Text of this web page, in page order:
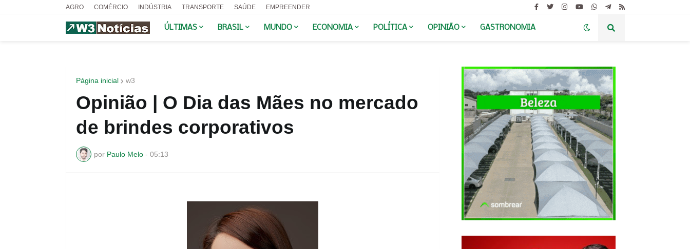
AGRO COMÉRCIO INDÚSTRIA TRANSPORTE SAÚDE EMPREENDER
ÚLTIMAS BRASIL MUNDO ECONOMIA POLÍTICA OPINIÃO GASTRONOMIA
Página inicial w3
Opinião | O Dia das Mães no mercado
de brindes corporativos
por Paulo Melo - 05:13